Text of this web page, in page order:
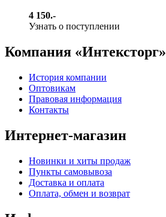
4 150.-
Узнать о поступлении
Компания «Интексторг»
История компании
Оптовикам
Правовая информация
Контакты
Интернет-магазин
Новинки и хиты продаж
Пункты самовывоза
Доставка и оплата
Оплата, обмен и возврат